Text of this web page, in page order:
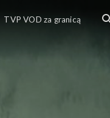
TVP VOD za granicą